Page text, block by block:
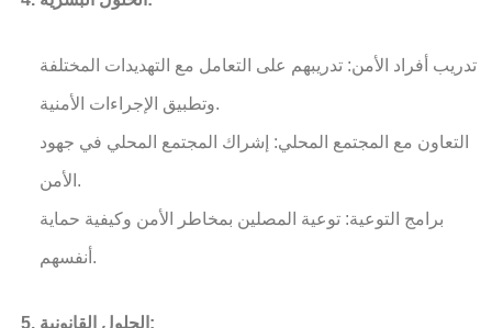
تدريب أفراد الأمن: تدريبهم على التعامل مع التهديدات المختلفة
وتطبيق الإجراءات الأمنية.
التعاون مع المجتمع المحلي: إشراك المجتمع المحلي في جهود
الأمن.
برامج التوعية: توعية المصلين بمخاطر الأمن وكيفية حماية
أنفسهم.
الحلول القانونية: